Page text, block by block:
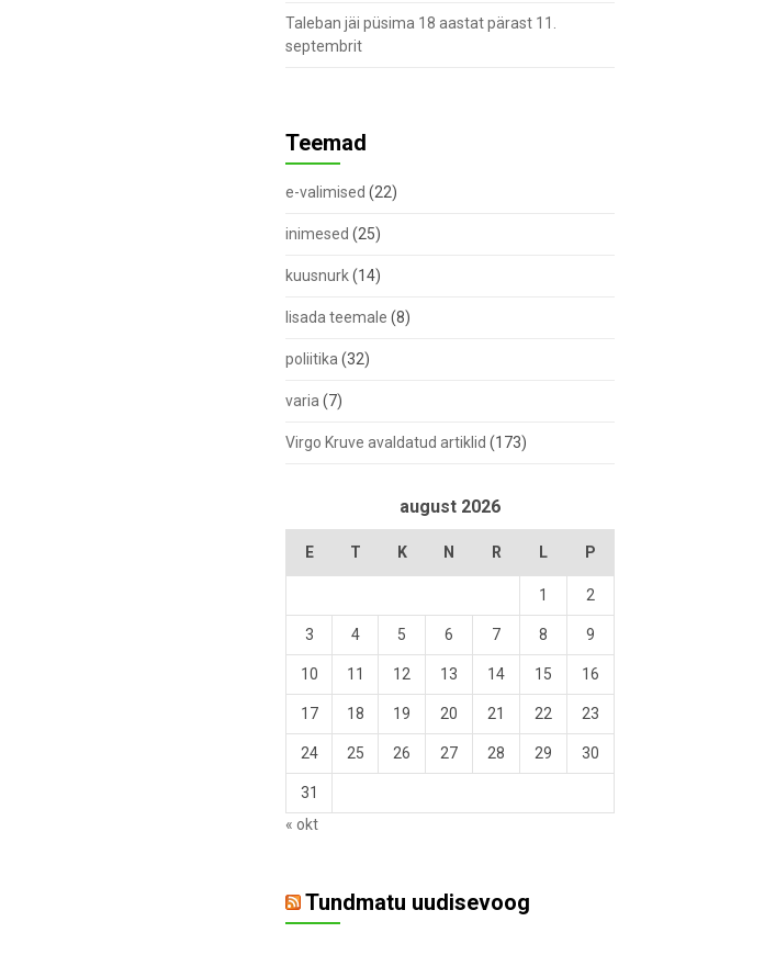
Taleban jäi püsima 18 aastat pärast 11.
septembrit
Teemad
e-valimised (22)
inimesed (25)
kuusnurk(14)
lisada teemale (8)
poliitika (32)
varia (7)
Virgo Kruve avaldatud artiklid (173)
august 2026
E T K N R L P
1 2
3 4 5 6 7 8 9
10 11 12 13 14 15 16
17 18 19 20 21 22 23
24 25 26 27 28 29 30
31
« okt
Tundmatu uudisevoog